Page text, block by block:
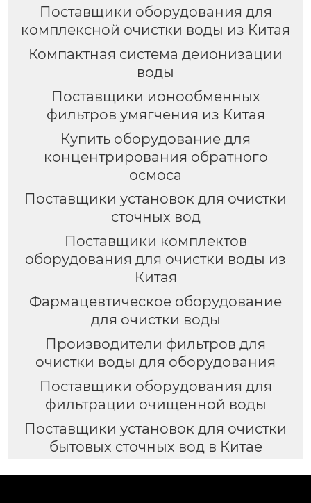
Поставщики оборудования для
комплексной очистки воды из Китая
Компактная система деионизации
воды
Поставщики ионообменных
фильтров умягчения из Китая
Купить оборудование для
концентрирования обратного
осмоса
Поставщики установок для очистки
сточных вод
Поставщики комплектов
оборудования для очистки воды из
Китая
Фармацевтическое оборудование
для очистки воды
Производители фильтров для
очистки воды для оборудования
Поставщики оборудования для
фильтрации очищенной воды
Поставщики установок для очистки
бытовых сточных вод в Китае